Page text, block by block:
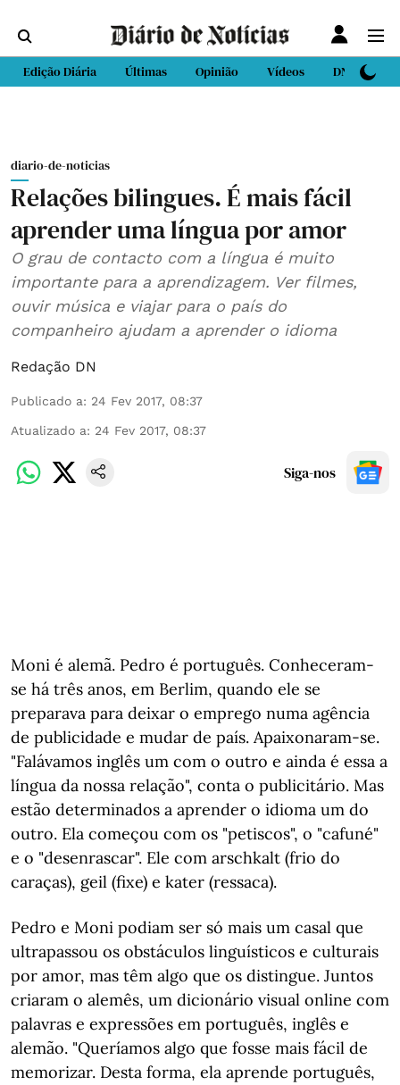
Edição Diária Últimas Opinião Vídeos DN Sport
diario-de-noticias
Relações bilingues. É mais fácil
aprender uma língua por amor
O grau de contacto com a língua é muito
importante para a aprendizagem. Ver filmes,
ouvir música e viajar para o país do
companheiro ajudam a aprender o idioma
Redação DN
Publicado a: 24 Fev 2017, 08:37
Atualizado a: 24 Fev 2017, 08:37
Siga-nos
Moni é alemã. Pedro é português. Conheceram-
se há três anos, em Berlim, quando ele se
preparava para deixar o emprego numa agência
de publicidade e mudar de país. Apaixonaram-se.
"Falávamos inglês um com o outro e ainda é essa a
língua da nossa relação", conta o publicitário. Mas
estão determinados a aprender o idioma um do
outro. Ela começou com os "petiscos", o "cafuné"
e o "desenrascar". Ele com arschkalt (frio do
caraças), geil (fixe) e kater (ressaca).
Pedro e Moni podiam ser só mais um casal que
ultrapassou os obstáculos linguísticos e culturais
por amor, mas têm algo que os distingue. Juntos
criaram o alemês, um dicionário visual online com
palavras e expressões em português, inglês e
alemão. "Queríamos algo que fosse mais fácil de
memorizar. Desta forma, ela aprende português,